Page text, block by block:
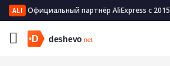
ALI Официальный партнёр AliExpress с 2015
Главная Мужская одежда
Мужские трусы боксеры